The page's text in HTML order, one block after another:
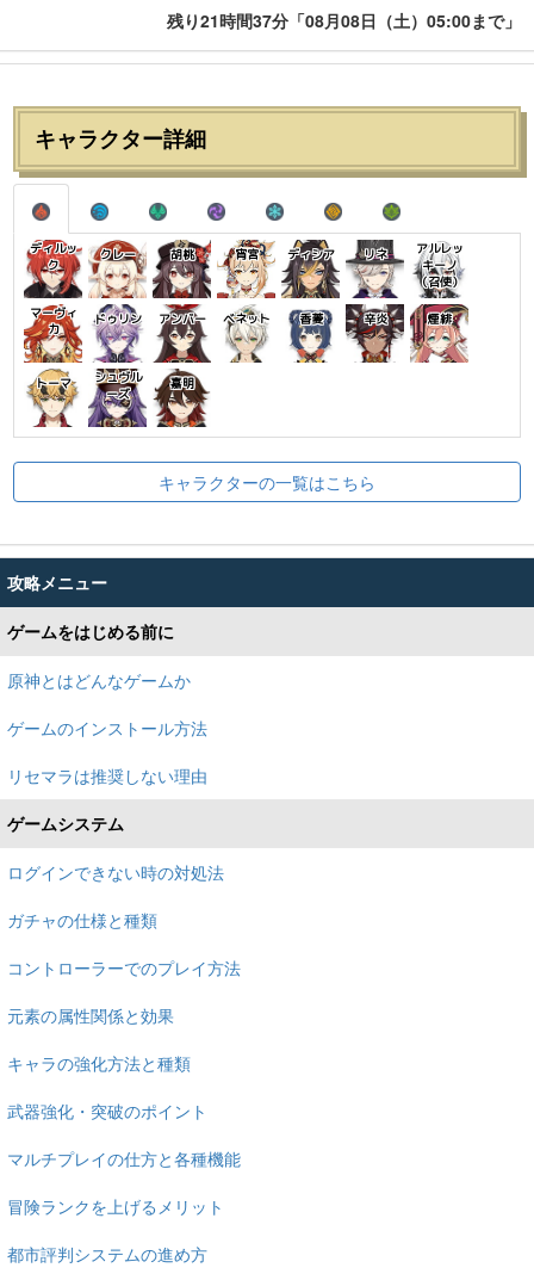
残り21時間37分「08月08日（土）05:00まで」
キャラクター詳細
ディルッ
ク
クレー 胡桃 宵宮 ディシア リネ
アルレッ
キーノ
（召使）
マーヴィ
カ
ドゥリン アンバー ベネット 香菱 辛炎 煙緋
トーマ
シュヴル
ーズ
嘉明
キャラクターの一覧はこちら
攻略メニュー
ゲームをはじめる前に
原神とはどんなゲームか
ゲームのインストール方法
リセマラは推奨しない理由
ゲームシステム
ログインできない時の対処法
ガチャの仕様と種類
コントローラーでのプレイ方法
元素の属性関係と効果
キャラの強化方法と種類
武器強化・突破のポイント
マルチプレイの仕方と各種機能
冒険ランクを上げるメリット
都市評判システムの進め方